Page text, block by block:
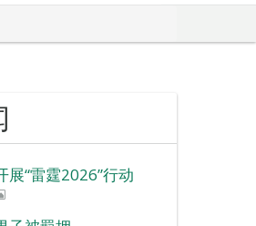
展“雷霆2026”行动